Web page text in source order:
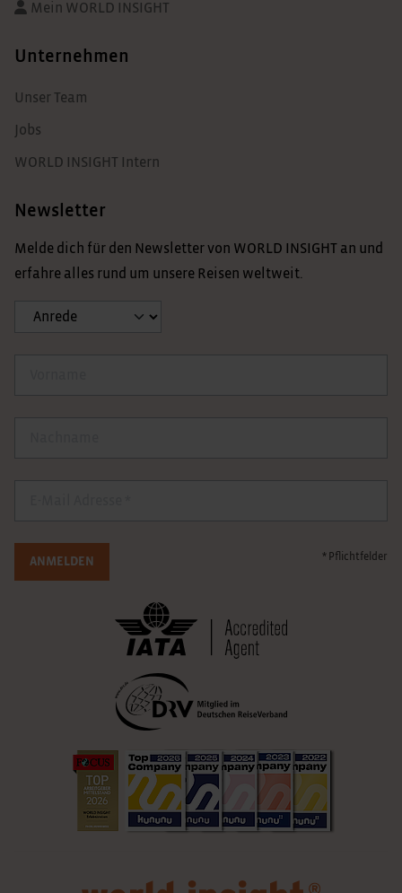
Mein WORLD INSIGHT
Unternehmen
Unser Team
Jobs
WORLD INSIGHT Intern
Newsletter
Melde dich für den Newsletter von WORLD INSIGHT an und
erfahre alles rund um unsere Reisen weltweit.
Anrede
ANMELDEN * Pflichtfelder